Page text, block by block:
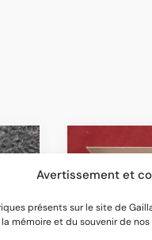
Avertissement et
présents sur le site de
mémoire et du souvenir de